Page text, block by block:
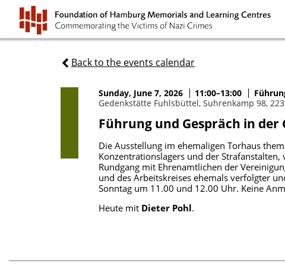
Back to the events calendar
Sunday, June 7, 2026 11:00–13:00
Gedenkstätte Fuhlsbüttel, Suhrenkamp 98,
Führung und Gespräch in
Die Ausstellung im ehemaligen Torhaus
Konzentrationslagers und der
Rundgang mit Ehrenamtlichen der
und des Arbeitskreises ehemals verfolgter
Sonntag um 11.00 und 12.00 Uhr. Keine
Heute mit Dieter Pohl.